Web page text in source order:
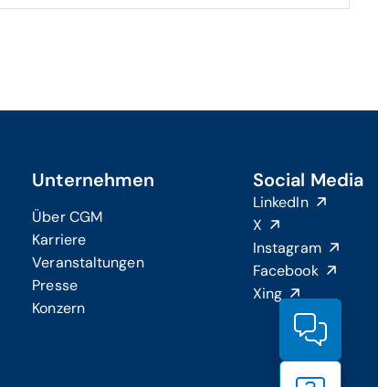
Unternehmen
Über CGM
Karriere
Veranstaltungen
Presse
Konzern
Social Media
LinkedIn
X
Instagram
Facebook
Xing